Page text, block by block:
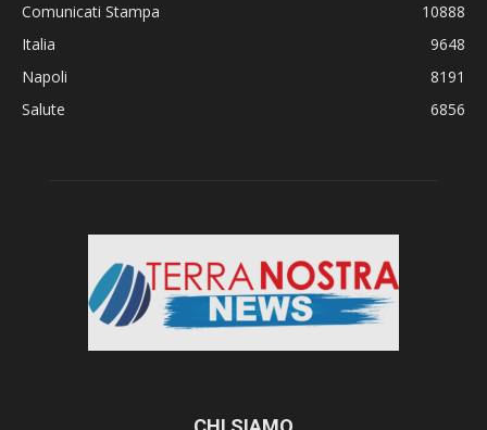
Comunicati Stampa
10888
Italia
9648
Napoli
8191
Salute
6856